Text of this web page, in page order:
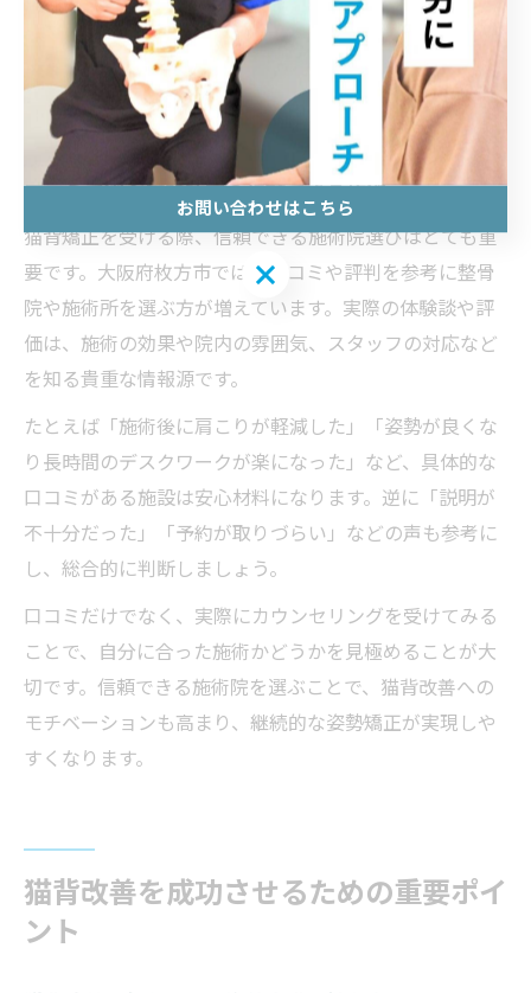
トレーニングの指導も行っています。施術とセルフケア
を併用することで、猫背の再発予防と持続的な姿勢改善
が期待できます。初めての方は、施術前に保険適用や費
用についても相談しておくと安心です。
口コミで選ぶ猫背矯正の信頼できる施術
猫背矯正を受ける際、信頼できる施術院選びはとても重
要です。大阪府枚方市では、口コミや評判を参考に整骨
院や施術所を選ぶ方が増えています。実際の体験談や評
価は、施術の効果や院内の雰囲気、スタッフの対応など
を知る貴重な情報源です。
たとえば「施術後に肩こりが軽減した」「姿勢が良くな
り長時間のデスクワークが楽になった」など、具体的な
口コミがある施設は安心材料になります。逆に「説明が
不十分だった」「予約が取りづらい」などの声も参考に
し、総合的に判断しましょう。
口コミだけでなく、実際にカウンセリングを受けてみる
ことで、自分に合った施術かどうかを見極めることが大
切です。信頼できる施術院を選ぶことで、猫背改善への
モチベーションも高まり、継続的な姿勢矯正が実現しや
すくなります。
猫背改善を成功させるための重要ポイ
ント
お問い合わせはこちら
お問い合わせはこちら